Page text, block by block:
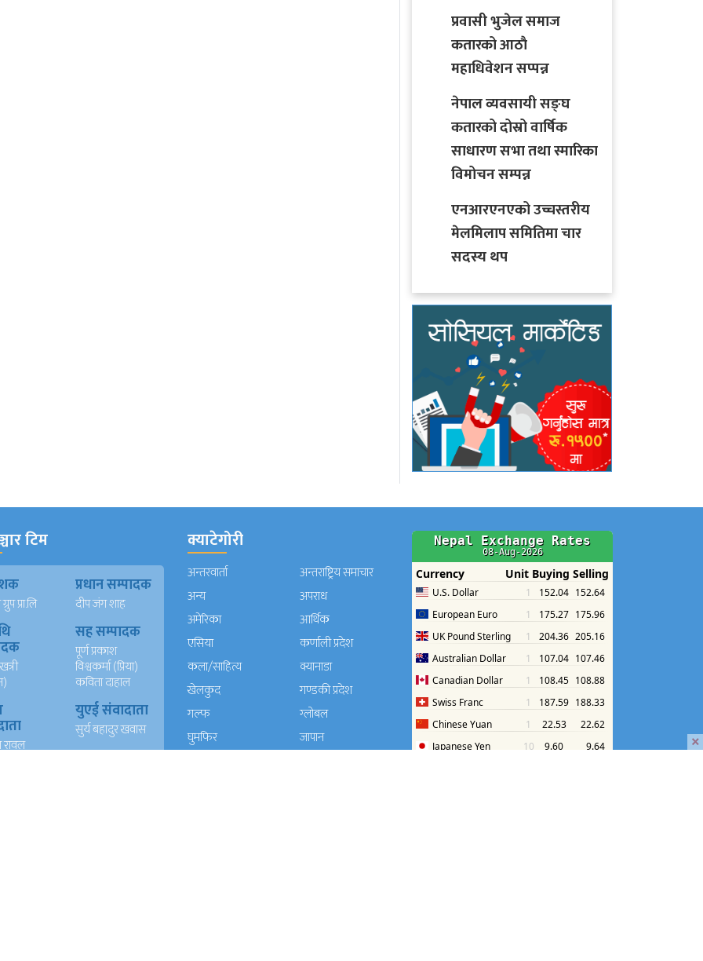
प्रवासी भुजेल समाज
कतारको आठाै
महाधिवेशन सप्पन्न
नेपाल व्यवसायी सङ्घ
कतारको दोस्रो वार्षिक
साधारण सभा तथा स्मारिका
विमोचन सम्पन्न
एनआरएनएको उच्चस्तरीय
मेलमिलाप समितिमा चार
सदस्य थप
टिम
प्रा.लि
प्रधान सम्पादक
दीप जंग शाह
सह सम्पादक
पूर्ण प्रकाश
विश्वकर्मा (प्रिया)
कविता दाहाल
युएई संवादाता
सुर्य बहादुर खवास
क्याटेगोरी
अन्तरवार्ता
अन्तराष्ट्रिय समाचार
अन्य
अपराध
अमेरिका
आर्थिक
एसिया
कर्णाली प्रदेश
कला/साहित्य
क्यानाडा
खेलकुद
गण्डकी प्रदेश
गल्फ
ग्लोबल
घुमफिर
जापान
×